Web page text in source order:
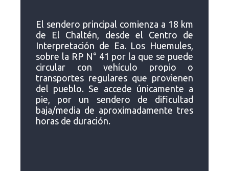
El sendero principal comienza a 18 km
de El Chaltén, desde el Centro de
Interpretación de Ea. Los Huemules,
sobre la RP N° 41 por la que se puede
circular con vehículo propio o
transportes regulares que provienen
del pueblo. Se accede únicamente a
pie, por un sendero de dificultad
baja/media de aproximadamente tres
horas de duración.